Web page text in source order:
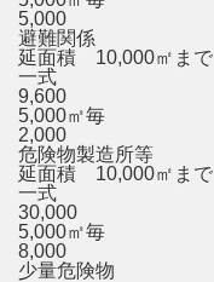
5,000
避難関係
延面積 10,000㎡まで
一式
9,600
5,000㎡毎
2,000
危険物製造所等
延面積 10,000㎡まで
一式
30,000
5,000㎡毎
8,000
少量危険物